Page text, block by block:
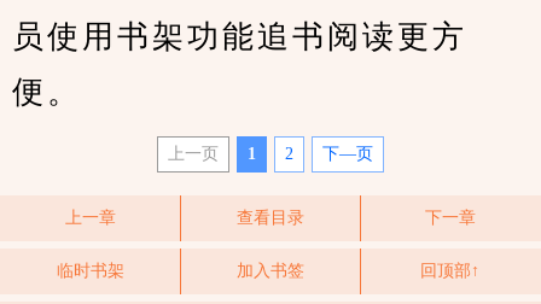
员使用书架功能追书阅读更方
便。
上一页 1 2 下—页
上一章 查看目录 下一章
临时书架 加入书签 回顶部↑